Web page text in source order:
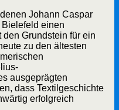
Johann Caspar
einen
Grundstein für ein
zu den ältesten
ausgeprägten
dass Textilgeschichte
erfolgreich